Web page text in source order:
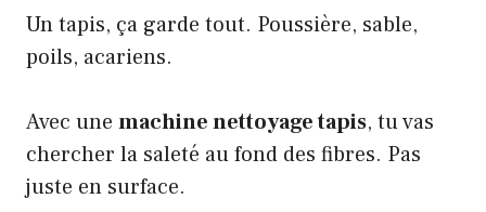
Un tapis, ça garde tout. Poussière, sable,
poils, acariens.
Avec une machine nettoyage tapis, tu vas
chercher la saleté au fond des fibres. Pas
juste en surface.